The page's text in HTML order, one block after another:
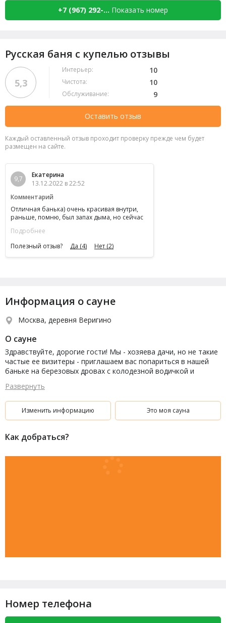
+7 (967) 292-... Показать номер
Русская баня с купелью отзывы
5,3
Интерьер: 10
Чистота: 10
Обслуживание: 9
Оставить отзыв
Каждый оставленный отзыв проходит проверку прежде чем будет
размещен на сайте.
9,7
Екатерина
13.12.2022 в 22:52
Комментарий
Отличная банька) очень красивая внутри,
раньше, помню, был запах дыма, но сейчас
Подробнее
Полезный отзыв?
Да (4) Нет (2)
Информация о сауне
Москва, деревня Веригино
О сауне
Здравствуйте, дорогие гости! Мы - хозяева дачи, но не такие
частые ее визитеры - приглашаем вас попариться в нашей
баньке на березовых дровах с колодезной водичкой и
полотенца и простыни, банные шапочки, посуда и травы для
чаепития, а также обмывочная с душем, купелью и чанами и
парная с соляной стеной. Если одной бани вам мало, вы
можете разместиться в аккуратной комнате на втором
Наши гости приезжают к нам за уютом, современный
Развернуть
Изменить информацию Это моя сауна
Как добраться?
Номер телефона